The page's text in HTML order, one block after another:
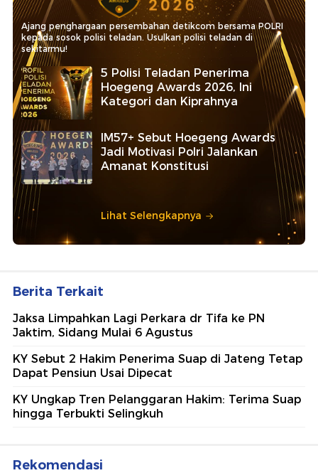
Ajang penghargaan persembahan detikcom bersama POLRI
kepada sosok polisi teladan. Usulkan polisi teladan di
sekitarmu!
5 Polisi Teladan Penerima
Hoegeng Awards 2026, Ini
Kategori dan Kiprahnya
IM57+ Sebut Hoegeng Awards
Jadi Motivasi Polri Jalankan
Amanat Konstitusi
Lihat Selengkapnya
Berita Terkait
Jaksa Limpahkan Lagi Perkara dr Tifa ke PN
Jaktim, Sidang Mulai 6 Agustus
KY Sebut 2 Hakim Penerima Suap di Jateng Tetap
Dapat Pensiun Usai Dipecat
KY Ungkap Tren Pelanggaran Hakim: Terima Suap
hingga Terbukti Selingkuh
Rekomendasi